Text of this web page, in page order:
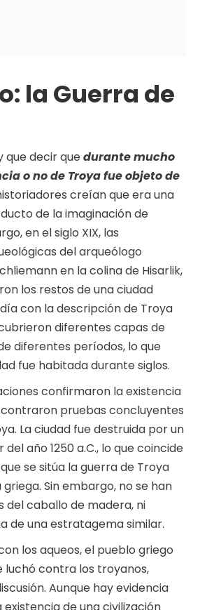
la Guerra de
que decir quedurante mucho
o no de Troya fue objeto de
creían que era una
de la imaginación de
en el siglo XIX, las
del arqueólogo
en la colina de Hisarlik,
los restos de una ciudad
con la descripción de Troya
diferentes capas de
diferentes períodos, lo que
fue habitada durante siglos.
confirmaron la existencia
pruebas concluyentes
La ciudad fue destruida por un
año 1250 a.C., lo que coincide
se sitúa la guerra de Troya
Sin embargo, no se han
caballo de madera, ni
de una estratagema similar.
los aqueos, el pueblo griego
luchó contra los troyanos,
Aunque hay evidencia